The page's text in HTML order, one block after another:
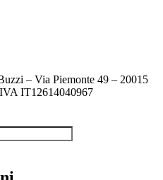
– Via Piemonte 49 – 20015
IT12614040967